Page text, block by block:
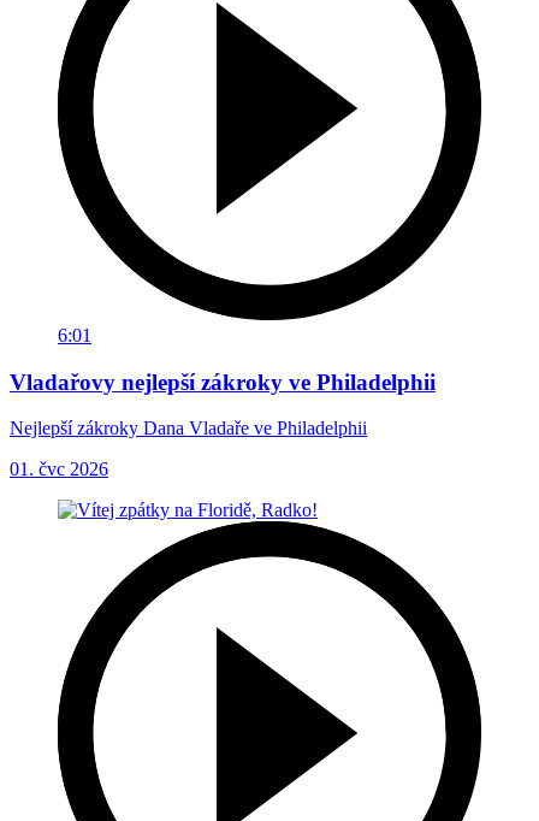
6:01
Vladařovy nejlepší zákroky ve Philadelphii
Nejlepší zákroky Dana Vladaře ve Philadelphii
01. čvc 2026